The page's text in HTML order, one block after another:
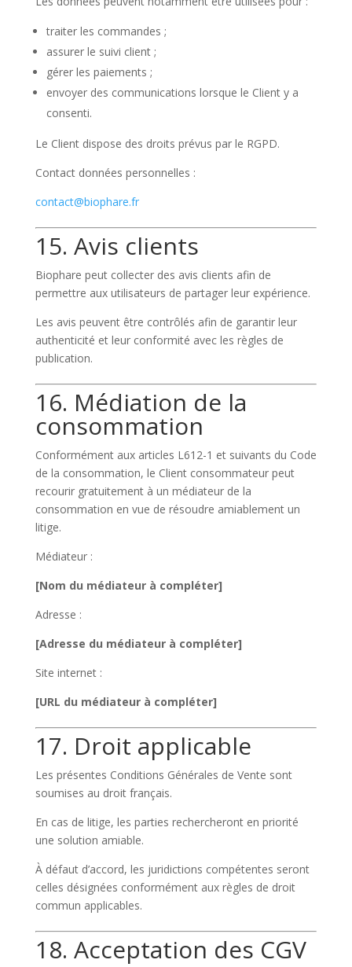
traiter les commandes ;
assurer le suivi client ;
gérer les paiements ;
envoyer des communications lorsque le Client y a
consenti.
Le Client dispose des droits prévus par le RGPD.
Contact données personnelles :
contact@biophare.fr
15. Avis clients
Biophare peut collecter des avis clients afin de
permettre aux utilisateurs de partager leur expérience.
Les avis peuvent être contrôlés afin de garantir leur
authenticité et leur conformité avec les règles de
publication.
16. Médiation de la
consommation
Conformément aux articles L612-1 et suivants du Code
de la consommation, le Client consommateur peut
recourir gratuitement à un médiateur de la
consommation en vue de résoudre amiablement un
litige.
Médiateur :
[Nom du médiateur à compléter]
Adresse :
[Adresse du médiateur à compléter]
Site internet :
[URL du médiateur à compléter]
17. Droit applicable
Les présentes Conditions Générales de Vente sont
soumises au droit français.
En cas de litige, les parties rechercheront en priorité
une solution amiable.
À défaut d’accord, les juridictions compétentes seront
celles désignées conformément aux règles de droit
commun applicables.
18. Acceptation des CGV